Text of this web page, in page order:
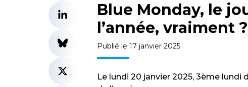
Blue Monday, le
l’année, vraiment ?
Publié le 17 janvier 2025
Le lundi 20 janvier 2025, 3ème